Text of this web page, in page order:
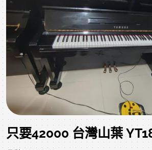
亮，但您不知道的是原始狀況?是否被
及影片把上一手的狀況坦誠給您了解，放